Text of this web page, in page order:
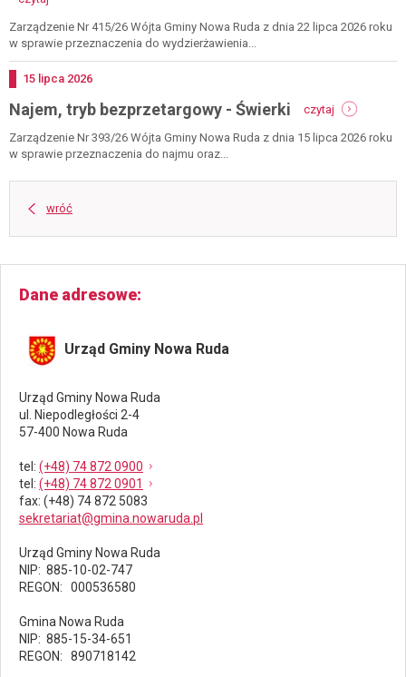
tryb
bezprzetargowy
ludwikowice
Zarządzenie Nr 415/26 Wójta Gminy Nowa Ruda z dnia 22 lipca 2026 roku
w sprawie przeznaczenia do wydzierżawienia...
Dodano
15 lipca 2026
Najem, tryb bezprzetargowy - Świerki czytaj
najem,
tryb
świerki
Zarządzenie Nr 393/26 Wójta Gminy Nowa Ruda z dnia 15 lipca 2026 roku
w sprawie przeznaczenia do najmu oraz...
wróć
Dane adresowe
Urząd Gminy Nowa Ruda
Urząd Gminy Nowa Ruda
ul. Niepodległości 2-4
57-400 Nowa Ruda
tel : (+48) 74 872 0900
tel : (+48) 74 872 0901
fax: (+48) 74 872 5083
sekretariat@gmina.nowaruda.pl
Urząd Gminy Nowa Ruda
NIP: 885-10-02-747
REGON: 000536580
Gmina Nowa Ruda
NIP: 885-15-34-651
REGON: 890718142